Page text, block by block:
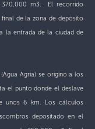
370,000 m3. El recorrido
de la zona de depósito
la entrada de la ciudad de
Agria) se originó a los
el punto donde el deslave
unos 6 km. Los cálculos
depositado en el